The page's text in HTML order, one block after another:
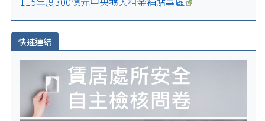
快速連結